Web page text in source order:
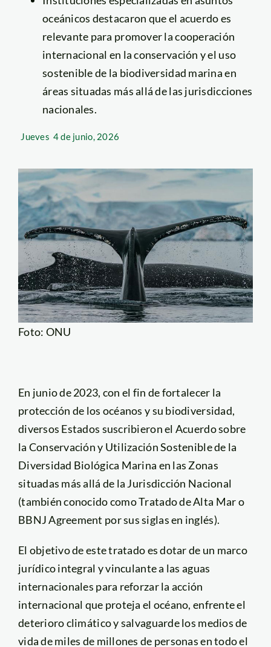
oceánicos destacaron que el acuerdo es
relevante para promover la cooperación
internacional en la conservación y el uso
sostenible de la biodiversidad marina en
áreas situadas más allá de las jurisdicciones
nacionales.
Jueves 4 de junio, 2026
Foto: ONU
En junio de 2023, con el fin de fortalecer la
protección de los océanos y su biodiversidad,
diversos Estados suscribieron el Acuerdo sobre
la Conservación y Utilización Sostenible de la
Diversidad Biológica Marina en las Zonas
situadas más allá de la Jurisdicción Nacional
(también conocido como Tratado de Alta Mar o
BBNJ Agreement por sus siglas en inglés).
El objetivo de este tratado es dotar de un marco
jurídico integral y vinculante a las aguas
internacionales para reforzar la acción
internacional que proteja el océano, enfrente el
deterioro climático y salvaguarde los medios de
vida de miles de millones de personas en todo el